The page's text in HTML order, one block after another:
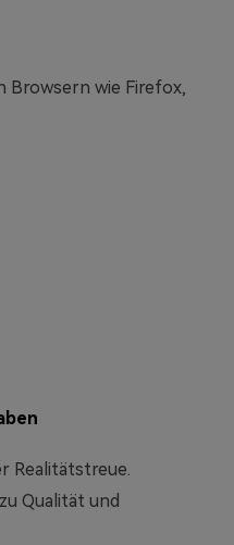
Browsern wie Firefox,
Realitätstreue.
Qualität und